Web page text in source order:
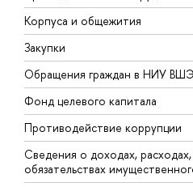
Корпуса и общежития
Закупки
Обращения граждан в НИУ ВШЭ
Фонд целевого капитала
Противодействие коррупции
Сведения о доходах,
обязательствах